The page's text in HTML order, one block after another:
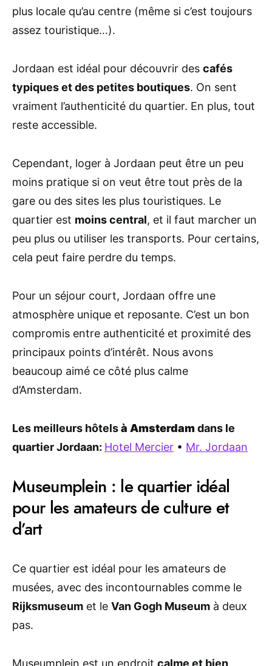
plus locale qu’au centre (même si c’est toujours
assez touristique…).
Jordaan est idéal pour découvrir des cafés
typiques et des petites boutiques. On sent
vraiment l’authenticité du quartier. En plus, tout
reste accessible.
Cependant, loger à Jordaan peut être un peu
moins pratique si on veut être tout près de la
gare ou des sites les plus touristiques. Le
quartier est moins central, et il faut marcher un
peu plus ou utiliser les transports. Pour certains,
cela peut faire perdre du temps.
Pour un séjour court, Jordaan offre une
atmosphère unique et reposante. C’est un bon
compromis entre authenticité et proximité des
principaux points d’intérêt. Nous avons
beaucoup aimé ce côté plus calme
d’Amsterdam.
Les meilleurs hôtelsà Amsterdam dans le
quartier Jordaan: Hotel Mercier • Mr. Jordaan
Museumplein : le quartier idéal
pour les amateurs de culture et
d’art
Ce quartier est idéal pour les amateurs de
musées, avec des incontournables comme le
Rijksmuseum et le Van Gogh Museum à deux
pas.
Museumplein est un endroit calme et bien